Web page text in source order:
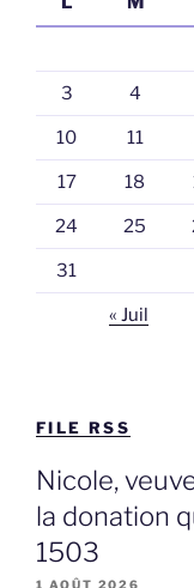
3 4
10 11
17 18
24 25
31
« Juil
FILE RSS
Nicole,
la donation
1503
1 AOÛT 2026